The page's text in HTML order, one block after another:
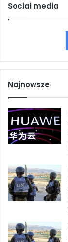
c
y
s
t
o
c
y
y
z
s
j
s
z
a
a
t
a
s
o
f
Social media
Najnowsze